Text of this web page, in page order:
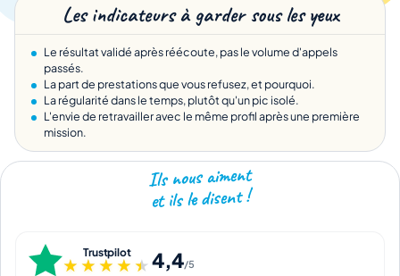
Les indicateurs à garder sous les yeux
Le résultat validé après réécoute, pas le volume d'appels
passés.
La part de prestations que vous refusez, et pourquoi.
La régularité dans le temps, plutôt qu'un pic isolé.
L'envie de retravailler avec le même profil après une première
mission.
Ils nous aiment
et ils le disent !
Trustpilot
★★★★★
★★★★★ 4,4/5